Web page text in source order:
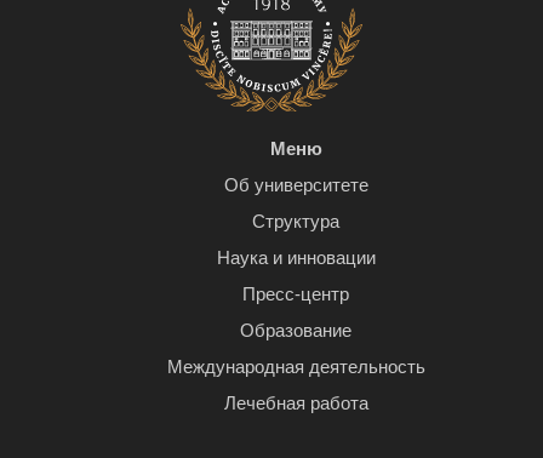
Меню
Об университете
Структура
Наука и инновации
Пресс-центр
Образование
Международная деятельность
Лечебная работа